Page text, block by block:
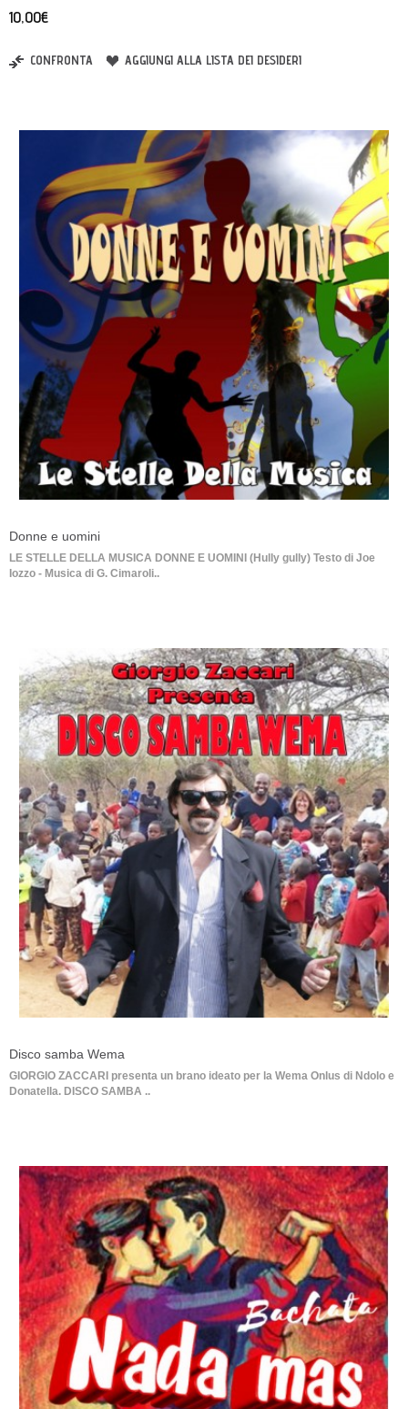
10,00€
CONFRONTA AGGIUNGI ALLA LISTA DEI DESIDERI
Donne e uomini
LE STELLE DELLA MUSICA DONNE E UOMINI (Hully gully) Testo di Joe
Iozzo - Musica di G. Cimaroli..
Disco samba Wema
GIORGIO ZACCARI presenta un brano ideato per la Wema Onlus di Ndolo e
Donatella. DISCO SAMBA ..